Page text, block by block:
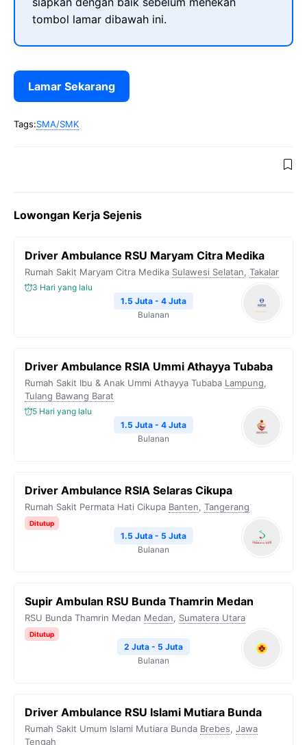
tombol lamar dibawah ini.
Lamar Sekarang
Tags:SMA/SMK
Lowongan Kerja Sejenis
Driver Ambulance RSU Maryam Citra Medika
Rumah Sakit Maryam Citra Medika Sulawesi Selatan, Takalar
3 Hari yang lalu
1.5 Juta - 4 Juta
Bulanan
Driver Ambulance RSIA Ummi Athayya Tubaba
Rumah Sakit Ibu & Anak Ummi Athayya Tubaba Lampung,
Tulang Bawang Barat
5 Hari yang lalu
1.5 Juta - 4 Juta
Bulanan
Driver Ambulance RSIA Selaras Cikupa
Rumah Sakit Permata Hati Cikupa Banten, Tangerang
Ditutup
1.5 Juta - 5 Juta
Bulanan
Supir Ambulan RSU Bunda Thamrin Medan
RSU Bunda Thamrin Medan Medan, Sumatera Utara
Ditutup
2 Juta - 5 Juta
Bulanan
Driver Ambulance RSU Islami Mutiara Bunda
Rumah Sakit Umum Islami Mutiara Bunda Brebes, Jawa
Tengah